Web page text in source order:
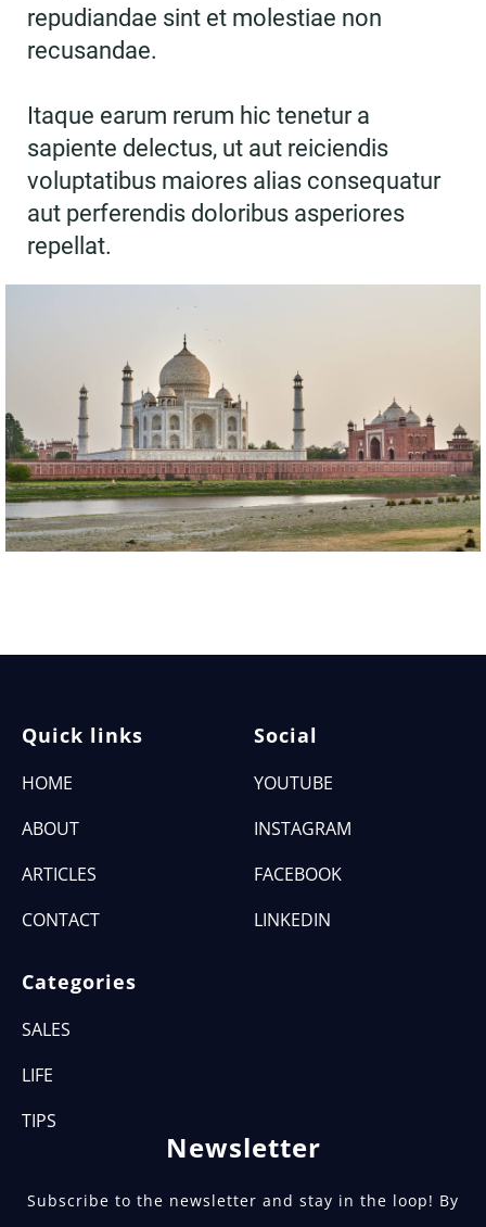
repudiandae sint et molestiae non
recusandae.
Itaque earum rerum hic tenetur a
sapiente delectus, ut aut reiciendis
voluptatibus maiores alias consequatur
aut perferendis doloribus asperiores
repellat.
Quick links
HOME
ABOUT
ARTICLES
CONTACT
Social
YOUTUBE
INSTAGRAM
FACEBOOK
LINKEDIN
Categories
SALES
LIFE
TIPS
Newsletter
Subscribe to the newsletter and stay in the loop! By